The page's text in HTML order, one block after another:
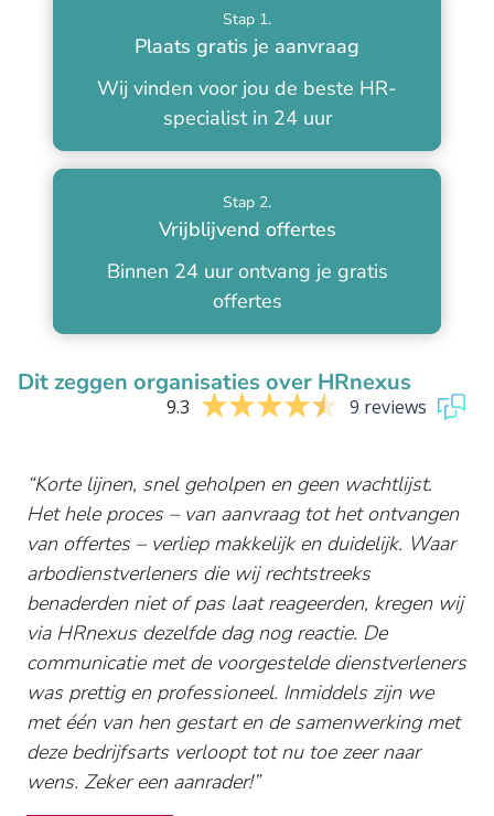
Stap 1.
Plaats gratis je aanvraag
Wij vinden voor jou de beste HR-
specialist in 24 uur
Stap 2.
Vrijblijvend offertes
Binnen 24 uur ontvang je gratis
offertes
Dit zeggen organisaties over HRnexus
9.3 9 reviews
Korte lijnen, snel geholpen en geen wachtlijst.
Het hele proces – van aanvraag tot het ontvangen
van offertes – verliep makkelijk en duidelijk. Waar
arbodienstverleners die wij rechtstreeks
benaderden niet of pas laat reageerden, kregen wij
via HRnexus dezelfde dag nog reactie. De
communicatie met de voorgestelde dienstverleners
was prettig en professioneel. Inmiddels zijn we
met één van hen gestart en de samenwerking met
deze bedrijfsarts verloopt tot nu toe zeer naar
wens. Zeker een aanrader!